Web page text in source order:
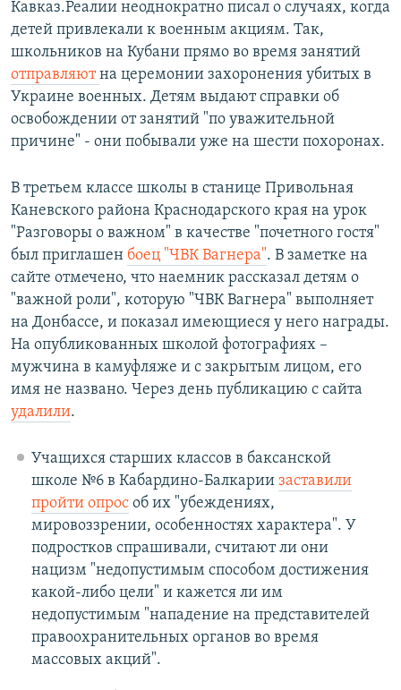
Кавказ.Реалии неоднократно писал о случаях, когда
детей привлекали к военным акциям. Так,
школьников на Кубани прямо во время занятий
отправляютна церемонии захоронения убитых в
Украине военных. Детям выдают справки об
освобождении от занятий "по уважительной
причине" - они побывали уже на шести похоронах.
В третьем классе школы в станице Привольная
Каневского района Краснодарского края на урок
"Разговоры о важном" в качестве "почетного гостя"
был приглашен боец "ЧВК Вагнера". В заметке на
сайте отмечено, что наемник рассказал детям о
"важной роли", которую "ЧВК Вагнера" выполняет
на Донбассе, и показал имеющиеся у него награды.
На опубликованных школой фотографиях –
мужчина в камуфляже и с закрытым лицом, его
имя не названо. Через день публикацию с сайта
удалили.
Учащихся старших классов в баксанской
школе №6 в Кабардино-Балкарии заставили
пройти опрособ их "убеждениях,
мировоззрении, особенностях характера". У
подростков спрашивали, считают ли они
нацизм "недопустимым способом достижения
какой-либо цели" и кажется ли им
недопустимым "нападение на представителей
правоохранительных органов во время
массовых акций".